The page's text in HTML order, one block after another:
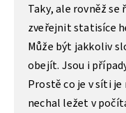
Taky, ale rovněž
zveřejnit statisíce
Může být jakkoliv
obejít. Jsou i
Prostě co je v síti
nechal ležet v